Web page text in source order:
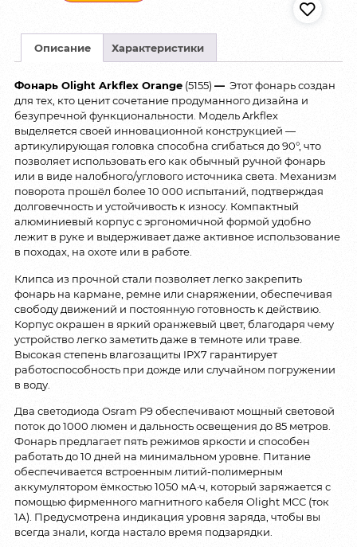
Описание Характеристики
Фонарь Olight Arkflex Orange (5155) — Этот фонарь создан
для тех, кто ценит сочетание продуманного дизайна и
безупречной функциональности. Модель Arkflex
выделяется своей инновационной конструкцией —
артикулирующая головка способна сгибаться до 90°, что
позволяет использовать его как обычный ручной фонарь
или в виде налобного/углового источника света. Механизм
поворота прошёл более 10 000 испытаний, подтверждая
долговечность и устойчивость к износу. Компактный
алюминиевый корпус с эргономичной формой удобно
лежит в руке и выдерживает даже активное использование
в походах, на охоте или в работе.
Клипса из прочной стали позволяет легко закрепить
фонарь на кармане, ремне или снаряжении, обеспечивая
свободу движений и постоянную готовность к действию.
Корпус окрашен в яркий оранжевый цвет, благодаря чему
устройство легко заметить даже в темноте или траве.
Высокая степень влагозащиты IPX7 гарантирует
работоспособность при дожде или случайном погружении
в воду.
Два светодиода Osram P9 обеспечивают мощный световой
поток до 1000 люмен и дальность освещения до 85 метров.
Фонарь предлагает пять режимов яркости и способен
работать до 10 дней на минимальном уровне. Питание
обеспечивается встроенным литий-полимерным
аккумулятором ёмкостью 1050 мА·ч, который заряжается с
помощью фирменного магнитного кабеля Olight MCC (ток
1А). Предусмотрена индикация уровня заряда, чтобы вы
всегда знали, когда настало время подзарядки.